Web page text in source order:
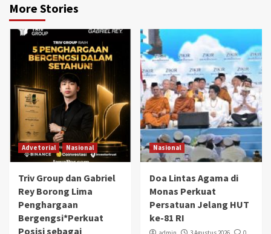
More Stories
Advetorial Nasional
Triv Group dan Gabriel
Rey Borong Lima
Penghargaan
Bergengsi*Perkuat
Posisi sebagai
Nasional
Doa Lintas Agama di
Monas Perkuat
Persatuan Jelang HUT
ke-81 RI